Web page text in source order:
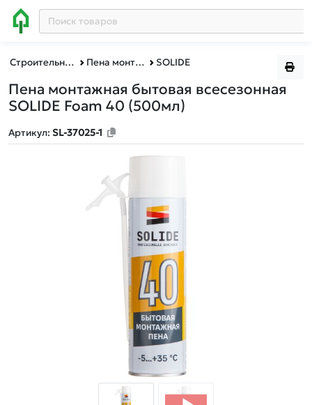
Строительные и отделочные материалы Пена монтажная SOLIDE
Пена монтажная бытовая всесезонная
SOLIDE Foam 40 (500мл)
Артикул: SL-37025-1